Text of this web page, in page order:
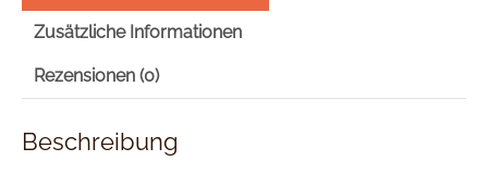
Zusätzliche Informationen
Rezensionen (0)
Beschreibung